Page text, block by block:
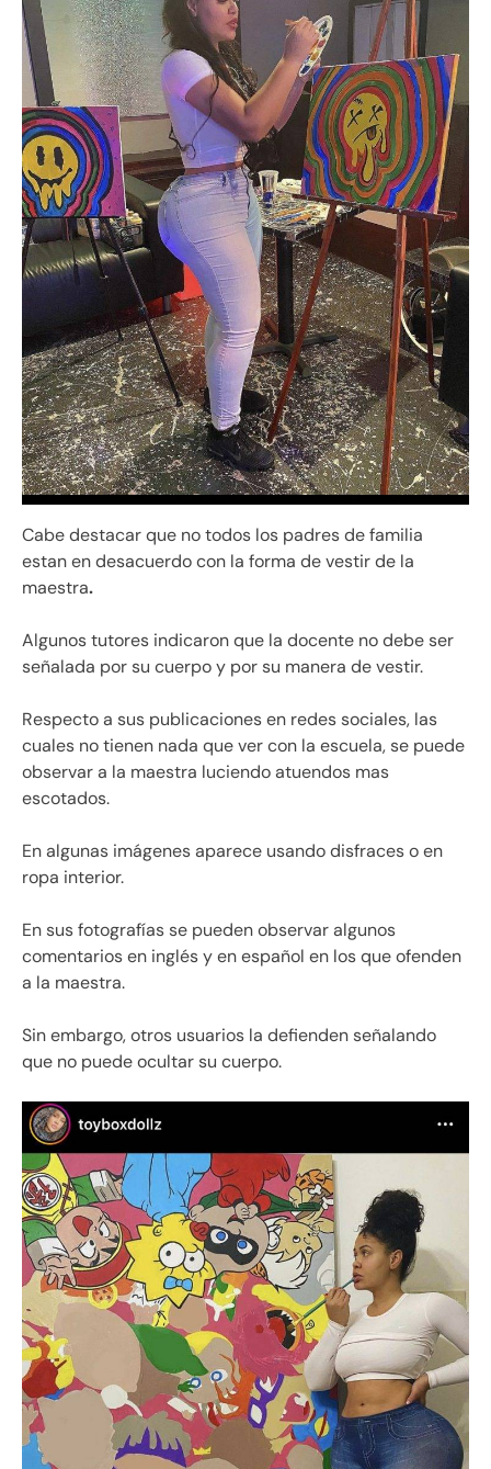
Cabe destacar que no todos los padres de familia
estan en desacuerdo con la forma de vestir de la
maestra.
Algunos tutores indicaron que la docente no debe ser
señalada por su cuerpo y por su manera de vestir.
Respecto a sus publicaciones en redes sociales, las
cuales no tienen nada que ver con la escuela, se puede
observar a la maestra luciendo atuendos mas
escotados.
En algunas imágenes aparece usando disfraces o en
ropa interior.
En sus fotografías se pueden observar algunos
comentarios en inglés y en español en los que ofenden
a la maestra.
Sin embargo, otros usuarios la defienden señalando
que no puede ocultar su cuerpo.